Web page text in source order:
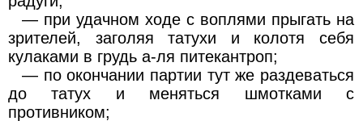
— при удачном ходе с воплями прыгать на
зрителей, заголяя татухи и колотя себя
кулаками в грудь а-ля питекантроп;
— по окончании партии тут же раздеваться
до татух и меняться шмотками с
противником;